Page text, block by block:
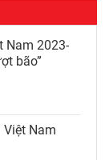
Nam 2023-
bão”
Việt Nam